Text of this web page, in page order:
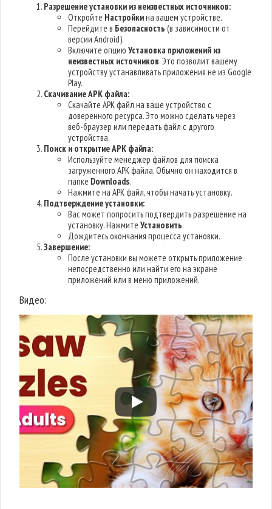
Разрешение установки из неизвестных источников:
Откройте Настройкина вашем устройстве.
Перейдите в Безопасность (в зависимости от
версии Android).
Включите опциюУстановка приложений из
неизвестных источников. Это позволит вашему
устройству устанавливать приложения не из Google
Play.
Скачивание APK файла:
Скачайте APK файл на ваше устройство с
доверенного ресурса. Это можно сделать через
веб-браузер или передать файл с другого
устройства.
Поиск и открытие APK файла:
Используйте менеджер файлов для поиска
загруженного APK файла. Обычно он находится в
папке Downloads.
Нажмите на APK файл, чтобы начать установку.
Подтверждение установки:
Вас может попросить подтвердить разрешение на
установку. НажмитеУстановить.
Дождитесь окончания процесса установки.
Завершение:
После установки вы можете открыть приложение
непосредственно или найти его на экране
приложений или в меню приложений.
Видео: